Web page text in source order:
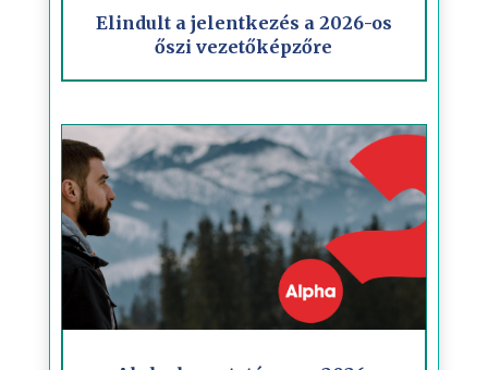
Elindult a jelentkezés a 2026-os
őszi vezetőképzőre